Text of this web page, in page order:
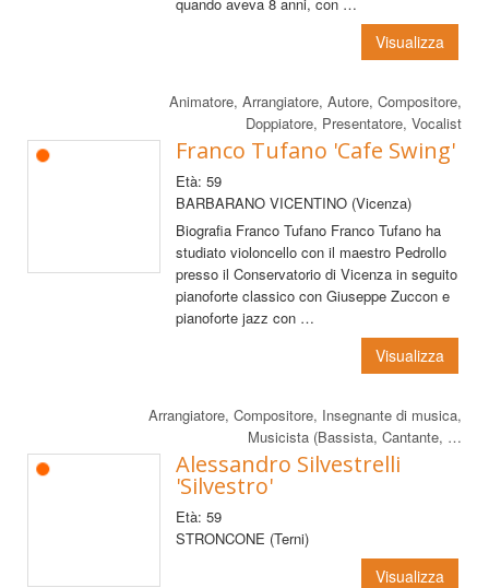
Visualizza
Animatore, Arrangiatore, Autore, Compositore,
Doppiatore, Presentatore, Vocalist
Franco Tufano 'Cafe Swing'
Età: 59
BARBARANO VICENTINO (Vicenza)
Biografia Franco Tufano Franco Tufano ha
studiato violoncello con il maestro Pedrollo
presso il Conservatorio di Vicenza in seguito
pianoforte classico con Giuseppe Zuccon e
pianoforte jazz con …
Visualizza
Arrangiatore, Compositore, Insegnante di musica,
Musicista (Bassista, Cantante, …
Alessandro Silvestrelli
'Silvestro'
Età: 59
STRONCONE (Terni)
Visualizza